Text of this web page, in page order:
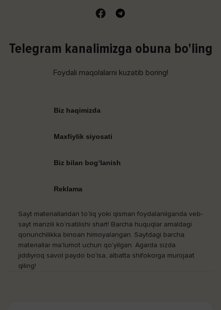
Telegram kanalimizga obuna bo'ling
Foydali maqolalarni kuzatib boring!
Biz haqimizda
Maxfiylik siyosati
Biz bilan bog‘lanish
Reklama
Sayt materiallaridan to‘liq yoki qisman foydalanilganda veb-
sayt manzili ko‘rsatilishi shart! Barcha huquqlar amaldagi
qonunchilikka binoan himoyalangan. Saytdagi barcha
materiallar ma’lumot uchun qo‘yilgan. Agarda sizda
jiddiyroq savol paydo bo‘lsa, albatta shifokorga murojaat
qiling!